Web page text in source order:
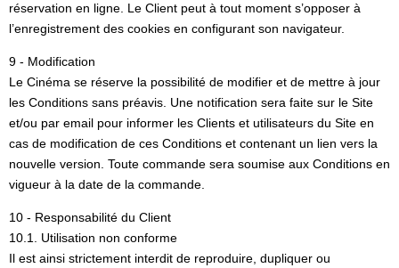
réservation en ligne. Le Client peut à tout moment s’opposer à
l’enregistrement des cookies en configurant son navigateur.
9 - Modification
Le Cinéma se réserve la possibilité de modifier et de mettre à jour
les Conditions sans préavis. Une notification sera faite sur le Site
et/ou par email pour informer les Clients et utilisateurs du Site en
cas de modification de ces Conditions et contenant un lien vers la
nouvelle version. Toute commande sera soumise aux Conditions en
vigueur à la date de la commande.
10 - Responsabilité du Client
10.1. Utilisation non conforme
Il est ainsi strictement interdit de reproduire, dupliquer ou